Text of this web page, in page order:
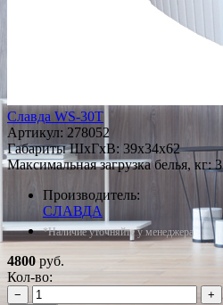
Славда WS-30T
Артикул: 278052
Габариты ШxГxВ: 39x34x62
Максимальная загрузка белья, кг: 3
Производитель:
СЛАВДА
*Наличие уточняйте у менеджера
4800 руб.
Кол-во:
−
+